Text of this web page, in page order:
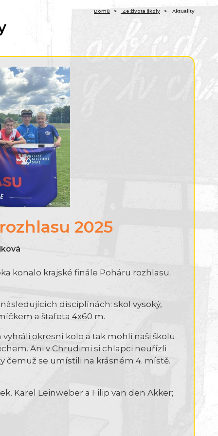
Domů Ze života školy Aktuality
2025
konalo krajské finále Poháru rozhlasu.
disciplínách: skol vysoký,
a štafeta 4x60 m.
okresní kolo a tak mohli naši školu
Ani v Chrudimi si chlapci neuřízli
čemuž se umístili na krásném 4. místě.
Karel Leinweber a Filip van den Akker;